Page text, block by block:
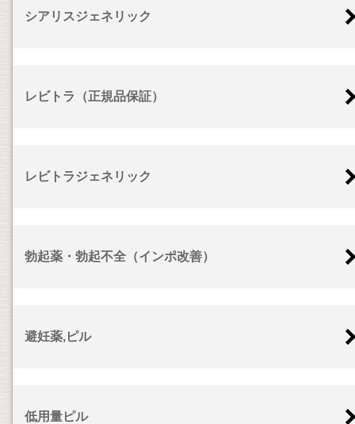
シアリスジェネリック
レビトラ（正規品保証）
レビトラジェネリック
勃起薬・勃起不全（インポ改善）
避妊薬,ピル
低用量ピル